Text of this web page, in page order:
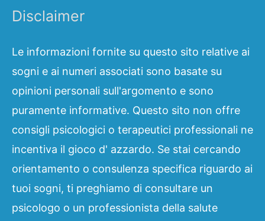
Disclaimer
Le informazioni fornite su questo sito relative ai
sogni e ai numeri associati sono basate su
opinioni personali sull'argomento e sono
puramente informative. Questo sito non offre
consigli psicologici o terapeutici professionali ne
incentiva il gioco d' azzardo. Se stai cercando
orientamento o consulenza specifica riguardo ai
tuoi sogni, ti preghiamo di consultare un
psicologo o un professionista della salute